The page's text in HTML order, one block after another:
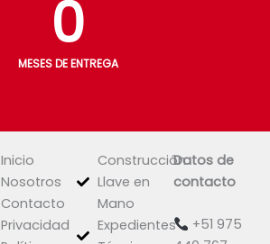
MESES DE ENTREGA
0
Inicio
Nosotros
Contacto
Privacidad
Construcción
Llave en
Mano
Expedientes
Datos de
contacto
+51 975